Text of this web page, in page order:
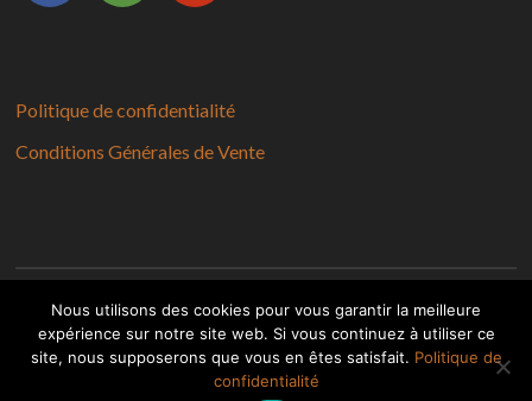
Politique de confidentialité
Conditions Générales de Vente
Copyright © 2026 Les Frangins
Designed byWPZOOM
Nous utilisons des cookies pour vous garantir la meilleure
expérience sur notre site web. Si vous continuez à utiliser ce
site, nous supposerons que vous en êtes satisfait. Politique de
confidentialité